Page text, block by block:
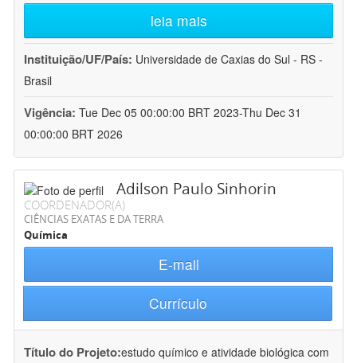
leia mais
Instituição/UF/País: Universidade de Caxias do Sul - RS -
Brasil
Vigência: Tue Dec 05 00:00:00 BRT 2023-Thu Dec 31
00:00:00 BRT 2026
Adilson Paulo Sinhorin
COORDENADOR(A)
CIÊNCIAS EXATAS E DA TERRA
Química
E-mail
Currículo
Título do Projeto:estudo químico e atividade biológica com